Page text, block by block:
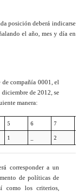
posición deberá indicarse
el año, mes y día en
compañía 0001, el
de 2012, se
manera:
5 6 7
1 2
corresponder a un
de políticas de
como los criterios,